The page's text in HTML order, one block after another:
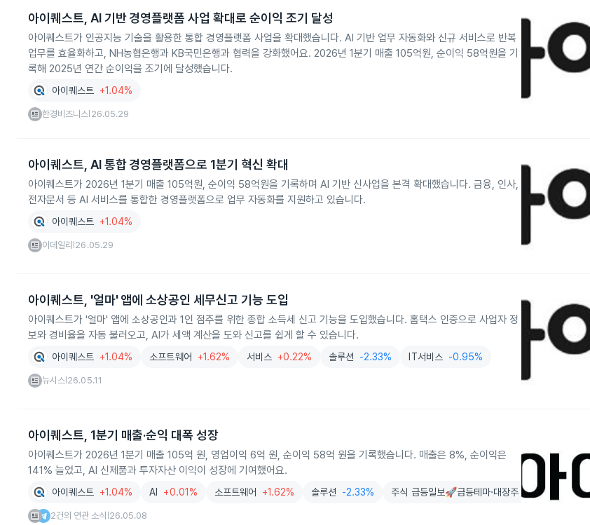
아이퀘스트, AI 기반 경영플랫폼 사업 확대로 순이익 조기 달성
아이퀘스트가 인공지능 기술을 활용한 통합 경영플랫폼 사업을 확대했습니다. AI 기반 업무 자동화와 신규 서비스로 반복
업무를 효율화하고, NH농협은행과 KB국민은행과 협력을 강화했어요. 2026년 1분기 매출 105억원, 순이익 58억원을 기
록해 2025년 연간 순이익을 조기에 달성했습니다.
아이퀘스트 +1.04%
한경비즈니스 26.05.29
아이퀘스트, AI 통합 경영플랫폼으로 1분기 혁신 확대
아이퀘스트가 2026년 1분기 매출 105억원, 순이익 58억원을 기록하며 AI 기반 신사업을 본격 확대했습니다. 금융, 인사,
전자문서 등 AI 서비스를 통합한 경영플랫폼으로 업무 자동화를 지원하고 있습니다.
아이퀘스트 +1.04%
이데일리 26.05.29
아이퀘스트, '얼마' 앱에 소상공인 세무신고 기능 도입
아이퀘스트가 '얼마' 앱에 소상공인과 1인 점주를 위한 종합 소득세 신고 기능을 도입했습니다. 홈택스 인증으로 사업자 정
보와 경비율을 자동 불러오고, AI가 세액 계산을 도와 신고를 쉽게 할 수 있습니다.
아이퀘스트 +1.04% 소프트웨어 +1.62% 서비스 +0.22% 솔루션 -2.33% IT서비스 -0.95%
뉴시스 26.05.11
아이퀘스트, 1분기 매출·순익 대폭 성장
아이퀘스트가 2026년 1분기 매출 105억 원, 영업이익 6억 원, 순이익 58억 원을 기록했습니다. 매출은 8%, 순이익은
141% 늘었고, AI 신제품과 투자자산 이익이 성장에 기여했어요.
아이퀘스트 +1.04% AI +0.01% 소프트웨어 +1.62% 솔루션 -2.33% 주식 급등일보🚀급등테마·대장주 탐색기 (텔레그램)
2건의 연관 소식 26.05.08